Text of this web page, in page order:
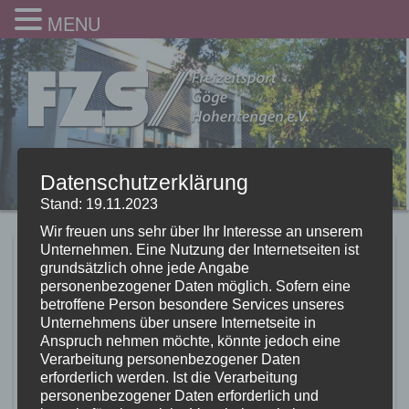
Standortwechsel des
Mutter-Kind-Turnen
5.04.2016
Das Mutter-Kind-Turnen wechseltab sofortwieder in die
Gögehalle.
MENU
Datenschutzerklärung
Stand: 19.11.2023
Wir freuen uns sehr über Ihr Interesse an unserem
Unternehmen. Eine Nutzung der Internetseiten ist
grundsätzlich ohne jede Angabe
personenbezogener Daten möglich. Sofern eine
betroffene Person besondere Services unseres
Unternehmens über unsere Internetseite in
Anspruch nehmen möchte, könnte jedoch eine
Verarbeitung personenbezogener Daten
erforderlich werden. Ist die Verarbeitung
personenbezogener Daten erforderlich und